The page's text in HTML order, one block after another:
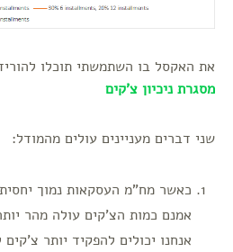
את האקסל בו השתמשתי תוכלו
מסגרת ניכיון צ'קים
שני דברים מעניינים עולים מהמודל:
כאשר מח"מ העסקאות נמוך
אמנם כמות הצ'קים עולה מהר
אנחנו יכולים להפקיד יותר צ'קים